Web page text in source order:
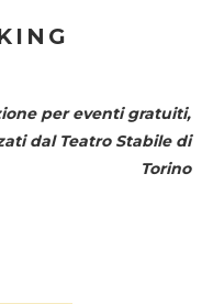
per eventi gratuiti,
dal Teatro Stabile di
Torino